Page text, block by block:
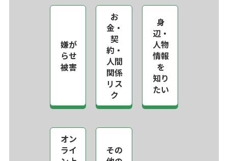
嫌が
らせ
被害
お
金・
契
約・
人間
関係
リス
ク
身
辺・
人物
情報
を
知り
たい
オン
ライ
その